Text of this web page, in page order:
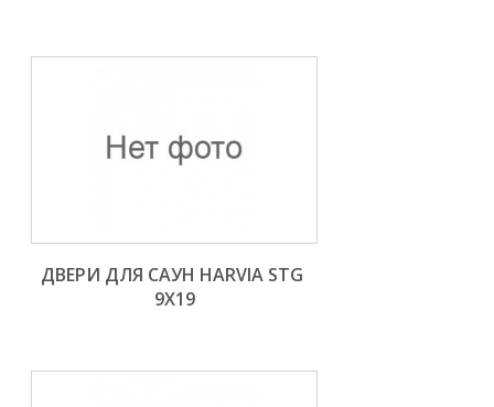
ДВЕРИ ДЛЯ САУН HARVIA STG
9X19